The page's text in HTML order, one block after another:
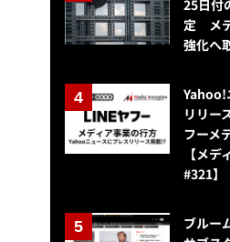
25日付
定 メ
強化へ
Yahoo!
リリー
フーメ
【メ
#321】
ブルー